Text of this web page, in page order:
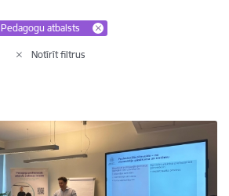
Pedagogu atbalsts
Notīrīt filtrus